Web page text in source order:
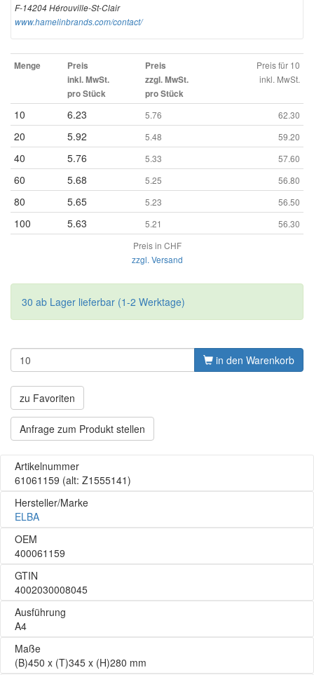
F-14204 Hérouville-St-Clair
www.hamelinbrands.com/contact/
Menge
Preis
inkl. MwSt.
pro Stück
Preis
zzgl. MwSt.
pro Stück
Preis für 10
inkl. MwSt.
10 6.23 5.76 62.30
20 5.92 5.48 59.20
40 5.76 5.33 57.60
60 5.68 5.25 56.80
80 5.65 5.23 56.50
100 5.63 5.21
56.30
Preis in CHF
zzgl. Versand
30 ab Lager lieferbar (1-2 Werktage)
in den Warenkorb
zu Favoriten
Anfrage zum Produkt stellen
Artikelnummer
61061159 (alt: Z1555141)
Hersteller/Marke
ELBA
OEM
400061159
GTIN
4002030008045
Ausführung
A4
Maße
(B)450 x (T)345 x (H)280 mm